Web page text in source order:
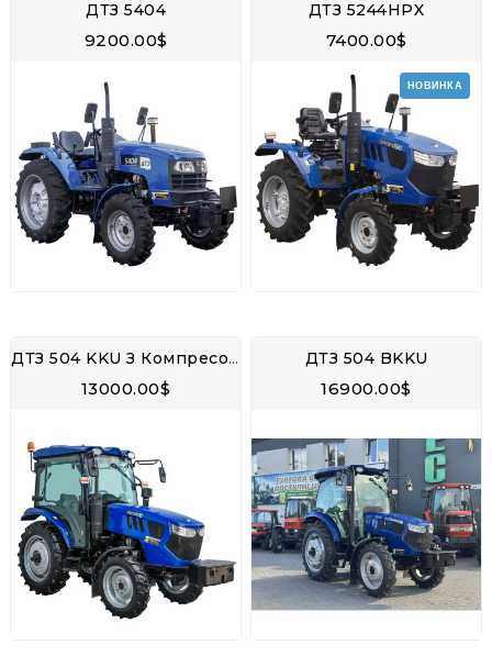
ДТЗ 5404
9200.00$
ДТЗ 5244НPX
7400.00$
НОВИНКА
ДТЗ 504 KKU З Компресором
13000.00$
ДТЗ 504 BKKU
16900.00$